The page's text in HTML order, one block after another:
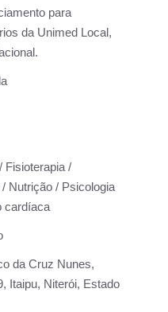
para
da Unimed Local,
Fisioterapia /
Nutrição / Psicologia
cardíaca
da Cruz Nunes,
Itaipu, Niterói, Estado